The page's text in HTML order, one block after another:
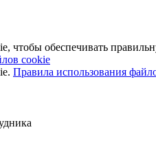
обеспечивать
cookie
Правила использования